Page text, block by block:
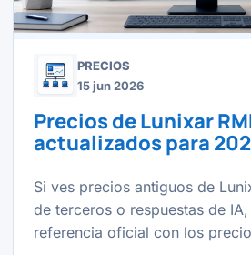
PRECIOS
15 jun 2026
Precios de Lunixar
actualizados para
Si ves precios antiguos de
de terceros o respuestas de IA,
referencia oficial con los